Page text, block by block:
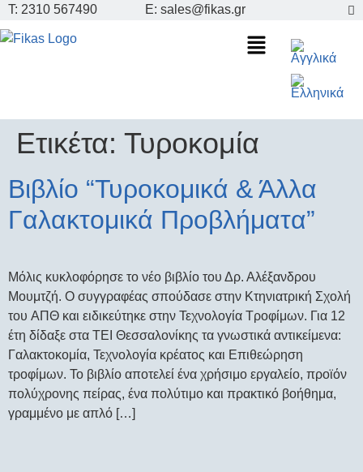
Τ: 2310 567490 E: sales@fikas.gr
Ετικέτα: Τυροκομία
Βιβλίο “Τυροκομικά & Άλλα
Γαλακτομικά Προβλήματα”
Μόλις κυκλοφόρησε το νέο βιβλίο του Δρ. Αλέξανδρου
Μουμτζή. O συγγραφέας σπούδασε στην Κτηνιατρική Σχολή
του AΠΘ και ειδικεύτηκε στην Τεχνολογία Τροφίμων. Για 12
έτη δίδαξε στα ΤΕΙ Θεσσαλονίκης τα γνωστικά αντικείμενα:
Γαλακτοκομία, Τεχνολογία κρέατος και Επιθεώρηση
τροφίμων. Το βιβλίο αποτελεί ένα χρήσιμο εργαλείο, προϊόν
πολύχρονης πείρας, ένα πολύτιμο και πρακτικό βοήθημα,
γραμμένο με απλό […]